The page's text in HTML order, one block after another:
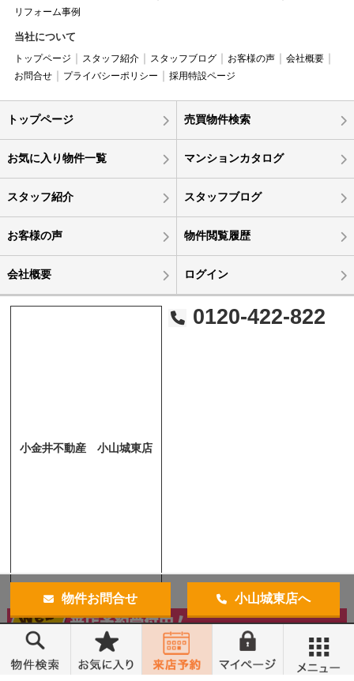
物件お問合せ 小山城東店へ
リフォーム事例
当社について
トップページ スタッフ紹介 スタッフブログ お客様の声
会社概要
お問合せ
プライバシーポリシー 採用特設ページ
トップページ 売買物件検索
お気に入り物件一覧 マンションカタログ
スタッフ紹介 スタッフブログ
お客様の声 物件閲覧履歴
会社概要 ログイン
小金井不動産 小山城東店
0120-422-822